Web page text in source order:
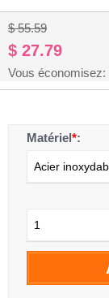
$ 55.59
$ 27.79
Vous économisez:
Matériel*:
Acier
1